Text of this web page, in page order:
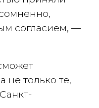
согласием, —
не только те,